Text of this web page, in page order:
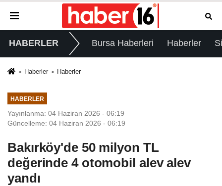
HABERLER Bursa Haberleri Haberler
Haberler Haberler
HABERLER
Yayınlanma: 04 Haziran 2026 - 06:19
Güncelleme: 04 Haziran 2026 - 06:19
Bakırköy'de 50 milyon TL
değerinde 4 otomobil alev alev
yandı